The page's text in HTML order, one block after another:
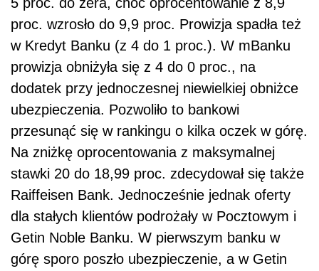
proc. wzrosło do 9,9 proc. Prowizja spadła też
w Kredyt Banku (z 4 do 1 proc.). W mBanku
prowizja obniżyła się z 4 do 0 proc., na
dodatek przy jednoczesnej niewielkiej obniżce
ubezpieczenia. Pozwoliło to bankowi
przesunąć się w rankingu o kilka oczek w górę.
Na zniżkę oprocentowania z maksymalnej
stawki 20 do 18,99 proc. zdecydował się także
Raiffeisen Bank. Jednocześnie jednak oferty
dla stałych klientów podrożały w Pocztowym i
Getin Noble Banku. W pierwszym banku w
górę sporo poszło ubezpieczenie, a w Getin